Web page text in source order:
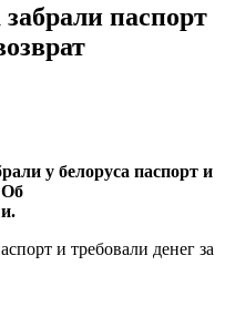
паспорт
у белоруса паспорт и
Об